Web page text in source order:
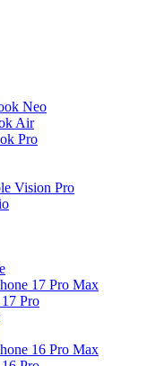
Neo
Air
Pro
Vision Pro
17 Pro Max
Pro
16 Pro Max